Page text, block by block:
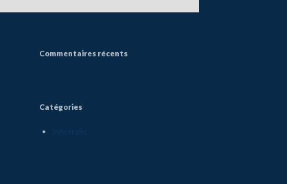
Commentaires récents
Catégories